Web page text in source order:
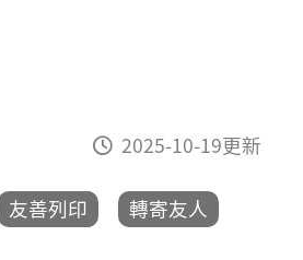
2025-10-19更新